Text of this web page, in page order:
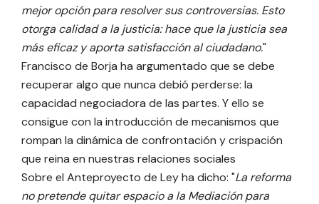
mejor opción para resolver sus controversias. Esto
otorga calidad a la justicia: hace que la justicia sea
más eficaz y aporta satisfacción al ciudadano."
Francisco de Borja ha argumentado que se debe
recuperar algo que nunca debió perderse: la
capacidad negociadora de las partes. Y ello se
consigue con la introducción de mecanismos que
rompan la dinámica de confrontación y crispación
que reina en nuestras relaciones sociales
Sobre el Anteproyecto de Ley ha dicho: "La reforma
no pretende quitar espacio a la Mediación para